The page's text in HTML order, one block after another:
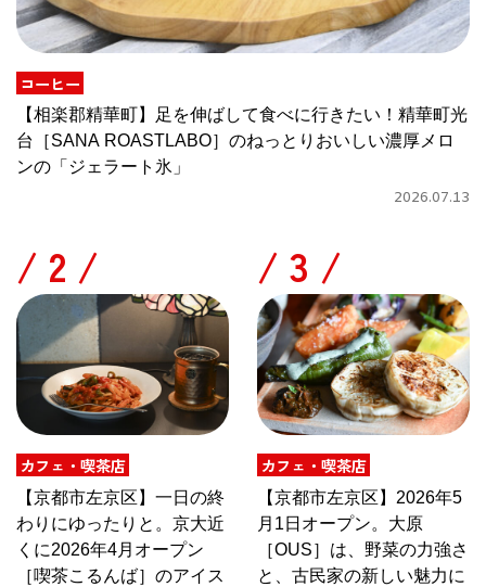
コーヒー
【相楽郡精華町】足を伸ばして食べに行きたい！精華町光
台［SANA ROASTLABO］のねっとりおいしい濃厚メロ
ンの「ジェラート氷」
2026.07.13
/
カフェ・喫茶店
【京都市左京区】一日の終
わりにゆったりと。京大近
くに2026年4月オープン
［喫茶こるんば］のアイス
/
カフェ・喫茶店
【京都市左京区】2026年5
月1日オープン。大原
［OUS］は、野菜の力強さ
と、古民家の新しい魅力に